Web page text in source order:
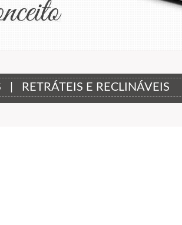
| RETRÁTEIS E RECLINÁVEIS